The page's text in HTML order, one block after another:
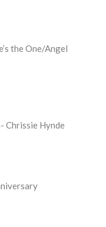
the One/Angel
Chrissie Hynde